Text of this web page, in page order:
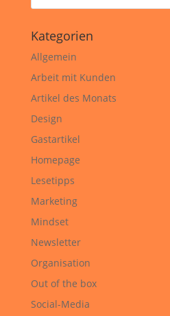
Kategorien
Allgemein
Arbeit mit Kunden
Artikel des Monats
Design
Gastartikel
Homepage
Lesetipps
Marketing
Mindset
Newsletter
Organisation
Out of the box
Social-Media